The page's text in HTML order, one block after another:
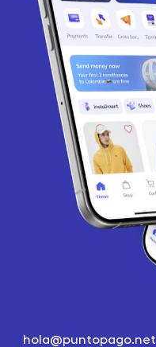
hola@puntopago.net